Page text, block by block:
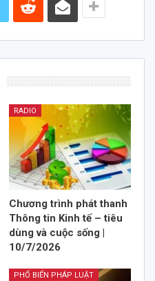
RADIO
Chương trình phát thanh
Thông tin Kinh tế – tiêu
dùng và cuộc sống |
10/7/2026
PHỔ BIẾN PHÁP LUẬT